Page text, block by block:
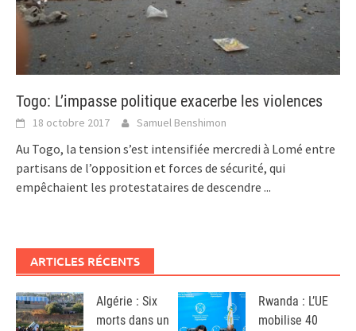
Togo: L’impasse politique exacerbe les violences
18 octobre 2017 Samuel Benshimon
Au Togo, la tension s’est intensifiée mercredi à Lomé entre
partisans de l’opposition et forces de sécurité, qui
empêchaient les protestataires de descendre ...
ARTICLES RÉCENTS
Algérie : Six
morts dans un
Rwanda : L’UE
mobilise 40